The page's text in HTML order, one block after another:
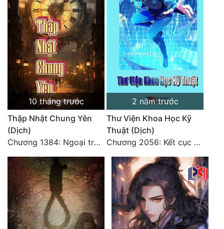
Vô Địch
Võ Hiệp
Võng Du
Xuyên Không
Xuyên Nhanh
Xuyên Sách
Xuyên Thư
Điền Văn
Đô Thị
Đông Phương
Đông Phương Huyền Huyễn
Đồng Nhân
10 tháng trước
Thập Nhật Chung Yên
(Dịch)
Chương 1384: Ngoại truyện Trương Lệ Quyên (cuối cùng)
2 năm trước
Thư Viện Khoa Học Kỹ
Thuật (Dịch)
Chương 2056: Kết cục + Lời tác giả